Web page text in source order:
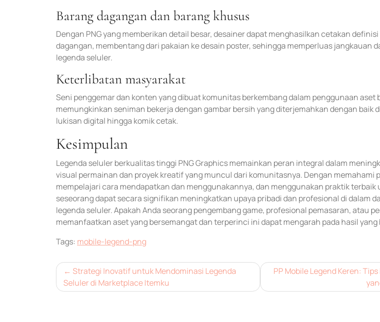
Barang dagangan dan barang khusus
Dengan PNG yang memberikan detail besar, desainer dapat menghasilkan cetakan
dagangan, membentang dari pakaian ke desain poster, sehingga memperluas jangkauan
legenda seluler.
Keterlibatan masyarakat
Seni penggemar dan konten yang dibuat komunitas berkembang dalam penggunaan aset
memungkinkan seniman bekerja dengan gambar bersih yang diterjemahkan dengan baik
lukisan digital hingga komik cetak.
Kesimpulan
Legenda seluler berkualitas tinggi PNG Graphics memainkan peran integral dalam
visual permainan dan proyek kreatif yang muncul dari komunitasnya. Dengan memahami
mempelajari cara mendapatkan dan menggunakannya, dan menggunakan praktik terbaik
seseorang dapat secara signifikan meningkatkan upaya pribadi dan profesional di dalam
legenda seluler. Apakah Anda seorang pengembang game, profesional pemasaran, atau
memanfaatkan aset yang bersemangat dan terperinci ini dapat mengarah pada hasil
Tags: mobile-legend-png
Post
navigation
Strategi Inovatif untuk Mendominasi Legenda
Seluler di Marketplace Itemku
PP Mobile Legend Keren: